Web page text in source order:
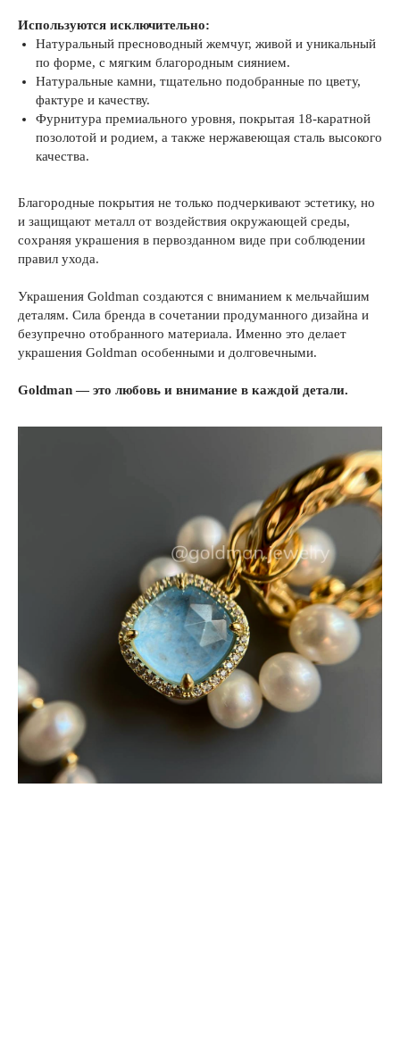
Используются исключительно:
Натуральный пресноводный жемчуг, живой и уникальный
по форме, с мягким благородным сиянием.
Натуральные камни, тщательно подобранные по цвету,
фактуре и качеству.
Фурнитура премиального уровня, покрытая 18-каратной
позолотой и родием, а также нержавеющая сталь высокого
качества.
Благородные покрытия не только подчеркивают эстетику, но
и защищают металл от воздействия окружающей среды,
сохраняя украшения в первозданном виде при соблюдении
правил ухода.
Украшения Goldman создаются с вниманием к мельчайшим
деталям. Сила бренда в сочетании продуманного дизайна и
безупречно отобранного материала. Именно это делает
украшения Goldman особенными и долговечными.
Goldman — это любовь и внимание в каждой детали.